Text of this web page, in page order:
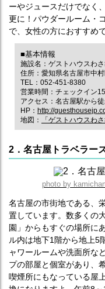
ーやジュースだけでなく
更に！パウダールーム・
で、女性の方におすすめ
■基本情報
施設名：ゲストハウスわ
住所：愛知県名古屋市中
TEL：052-451-8380
営業時間：チェックイン
アクセス：名古屋駅から
HP： http://
地図：
「ゲストハウスわ
2．名古屋トラベラー
photo by
名古屋の市街地である、
置しています。数多くの
園」からもすぐの場所に
ル内は地下1階から地上5
ャワールームや洗面所な
プの部屋と個室があり、
喫煙所にもなっている屋